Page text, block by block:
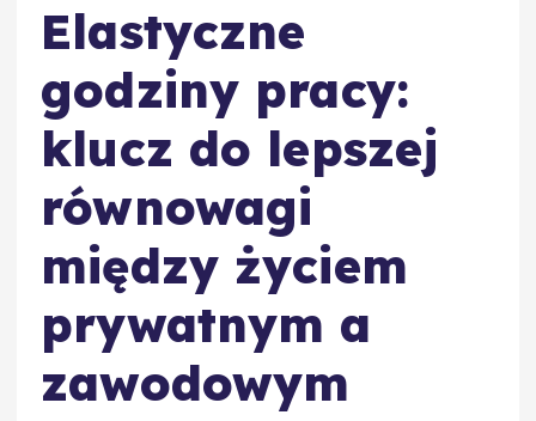
Elastyczne
godziny pracy:
klucz do lepszej
równowagi
między życiem
prywatnym a
zawodowym